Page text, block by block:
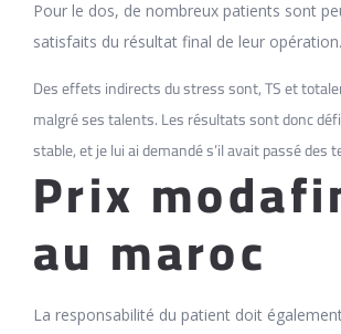
Pour le dos, de nombreux patients sont
satisfaits du résultat final de leur opération.
Des effets indirects du stress sont, TS et
malgré ses talents. Les résultats sont donc
stable, et je lui ai demandé s’il avait passé des
Prix
au maroc
La responsabilité du patient doit